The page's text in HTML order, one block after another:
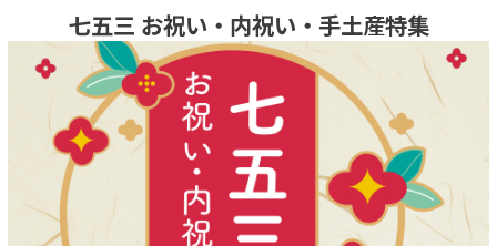
七五三 お祝い・内祝い・手土産特集